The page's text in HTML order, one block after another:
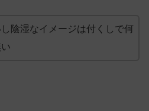
陰湿なイメージは付くしで何